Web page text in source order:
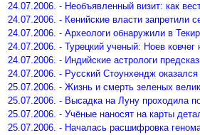
24.07.2006. - Необъявленный визит: как
24.07.2006. - Кенийские власти запретили
24.07.2006. - Археологи обнаружили в
24.07.2006. - Турецкий ученый: Ноев
24.07.2006. - Индийские астрологи
24.07.2006. - Русский Стоунхендж
25.07.2006. - Жизнь и смерть зеленых
25.07.2006. - Высадка на Луну проходила
25.07.2006. - Учёные наносят на карты
25.07.2006. - Началась расшифровка